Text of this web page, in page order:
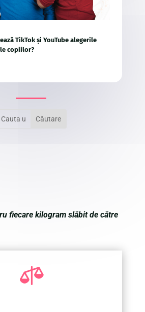
TikTok și YouTube alegerile
copiilor?
fiecare kilogram slăbit de către
